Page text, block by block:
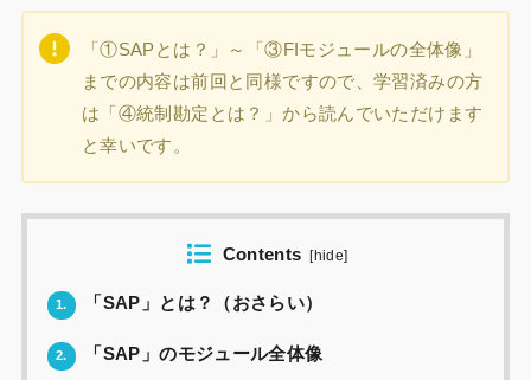
「①SAPとは？」～「③FIモジュールの全体像」
までの内容は前回と同様ですので、学習済みの方
は「④統制勘定とは？」から読んでいただけます
と幸いです。
Contents [hide]
1. 「SAP」とは？（おさらい）
2. 「SAP」のモジュール全体像